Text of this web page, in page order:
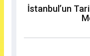
İstanbul’un